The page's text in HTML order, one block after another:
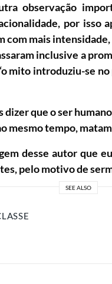
observação
por isso
com mais
inclusive a
mito introduziu-se
dizer que o ser
mesmo tempo,
desse autor que
pelo motivo de
SEE ALSO